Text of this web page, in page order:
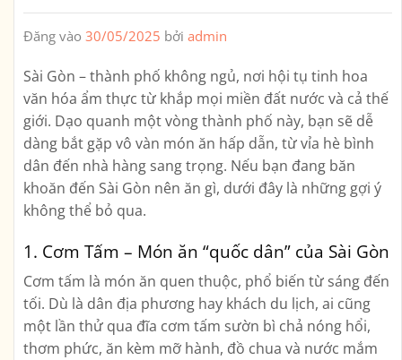
Đăng vào 30/05/2025 bởi admin
Sài Gòn – thành phố không ngủ, nơi hội tụ tinh hoa
văn hóa ẩm thực từ khắp mọi miền đất nước và cả thế
giới. Dạo quanh một vòng thành phố này, bạn sẽ dễ
dàng bắt gặp vô vàn món ăn hấp dẫn, từ vỉa hè bình
dân đến nhà hàng sang trọng. Nếu bạn đang băn
khoăn đến Sài Gòn nên ăn gì, dưới đây là những gợi ý
không thể bỏ qua.
1. Cơm Tấm – Món ăn “quốc dân” của Sài Gòn
Cơm tấm là món ăn quen thuộc, phổ biến từ sáng đến
tối. Dù là dân địa phương hay khách du lịch, ai cũng
một lần thử qua đĩa cơm tấm sườn bì chả nóng hổi,
thơm phức, ăn kèm mỡ hành, đồ chua và nước mắm